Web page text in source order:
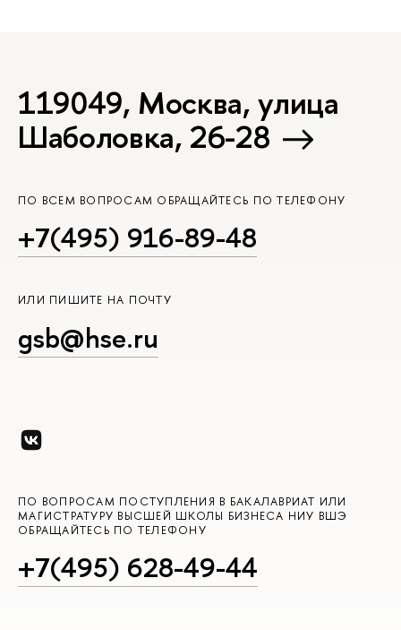
119049, Москва, улица
Шаболовка, 26-28
ПО ВСЕМ ВОПРОСАМ ОБРАЩАЙТЕСЬ ПО ТЕЛЕФОНУ
+7(495) 916-89-48
ИЛИ ПИШИТЕ НА ПОЧТУ
gsb@hse.ru
ПО ВОПРОСАМ ПОСТУПЛЕНИЯ В БАКАЛАВРИАТ ИЛИ
МАГИСТРАТУРУ ВЫСШЕЙ ШКОЛЫ БИЗНЕСА НИУ ВШЭ
ОБРАЩАЙТЕСЬ ПО ТЕЛЕФОНУ
+7(495) 628-49-44